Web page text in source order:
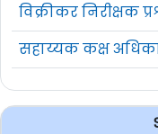
Apply
Official
Official
विक्रीकर निरीक्षक
सहाय्यक कक्ष